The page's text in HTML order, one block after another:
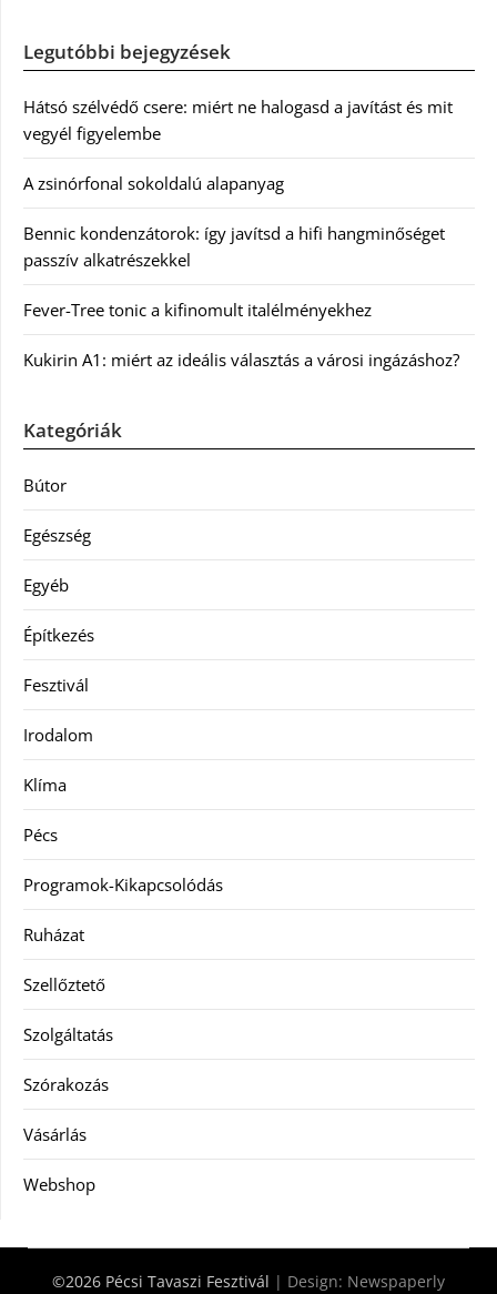
Legutóbbi bejegyzések
Hátsó szélvédő csere: miért ne halogasd a javítást és mit
vegyél figyelembe
A zsinórfonal sokoldalú alapanyag
Bennic kondenzátorok: így javítsd a hifi hangminőséget
passzív alkatrészekkel
Fever-Tree tonic a kifinomult italélményekhez
Kukirin A1: miért az ideális választás a városi ingázáshoz?
Kategóriák
Bútor
Egészség
Egyéb
Építkezés
Fesztivál
Irodalom
Klíma
Pécs
Programok-Kikapcsolódás
Ruházat
Szellőztető
Szolgáltatás
Szórakozás
Vásárlás
Webshop
©2026 Pécsi Tavaszi Fesztivál | Design: Newspaperly